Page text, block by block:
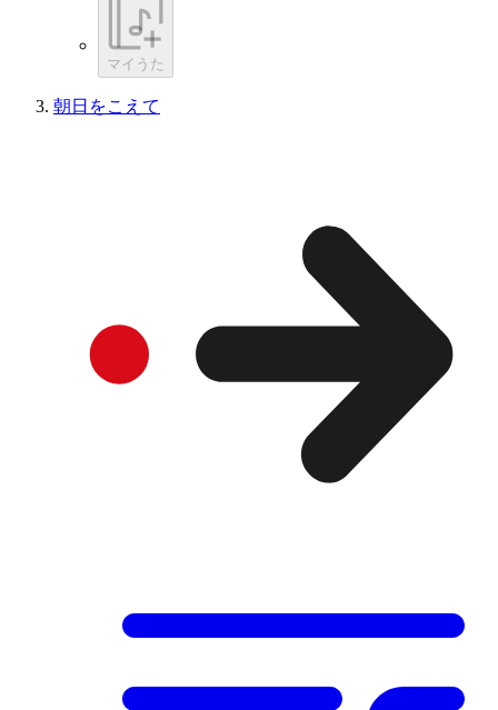
マイうた
朝日をこえて